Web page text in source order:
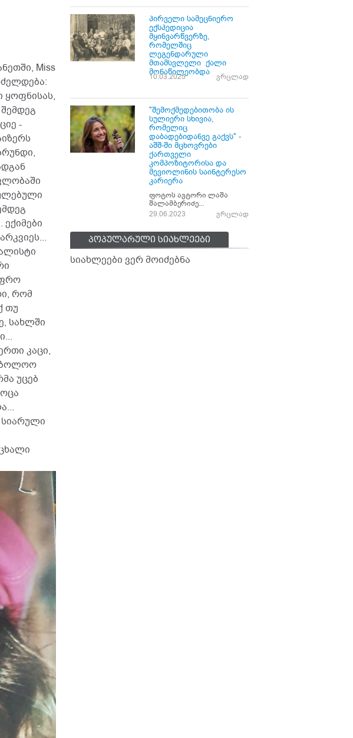
Miss
ყოფნისას,
-
რომ
თუ
სახლში
კაცი,
უცებ
პირველი სამეცნიერო
ექსპედიცია
მყინვარწვერზე,
რომელშიც
ლეგენდარული
მთამსვლელი ქალი
მონაწილეობდა
10.03.2025 ვრცლად
"შემოქმედებითობა ის
სულიერი სხივია,
რომელიც
დაბადებიდანვე გაქვს" -
აშშ-ში მცხოვრები
ქართველი
კომპოზიტორისა და
მევიოლინის საინტერესო
კარიერა
ფოტოს ავტორი ლაშა
შალამბერიძე...
29.06.2023
ვრცლად
პოპულარული სიახლეები
სიახლეები ვერ მოიძებნა